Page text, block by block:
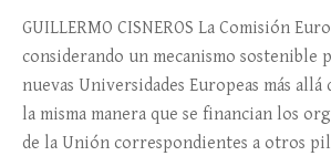
GUILLERMO CISNEROS La Comisión
considerando un mecanismo sostenible
nuevas Universidades Europeas más allá
la misma manera que se financian los
de la Unión correspondientes a otros